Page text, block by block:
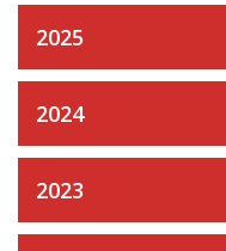
2025
2024
2023